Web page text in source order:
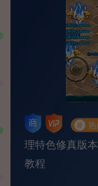
# 热
理特色修真版
教程